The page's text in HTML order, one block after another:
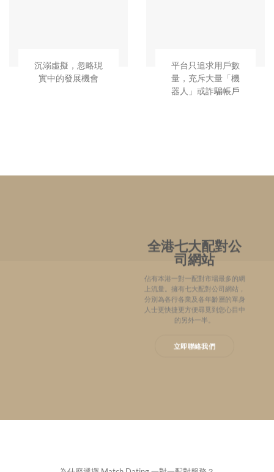
沉溺虛擬，忽略現
實中的發展機會
平台只追求用戶數
量，充斥大量「機
器人」或詐騙帳戶
全港七大配對公
司網站
佔有本港一對一配對市場最多的網
上流量。擁有七大配對公司網站，
分別為各行各業及各年齡層的單身
人士更快捷更方便尋覓到您心目中
的另外一半。
立即聯絡我們